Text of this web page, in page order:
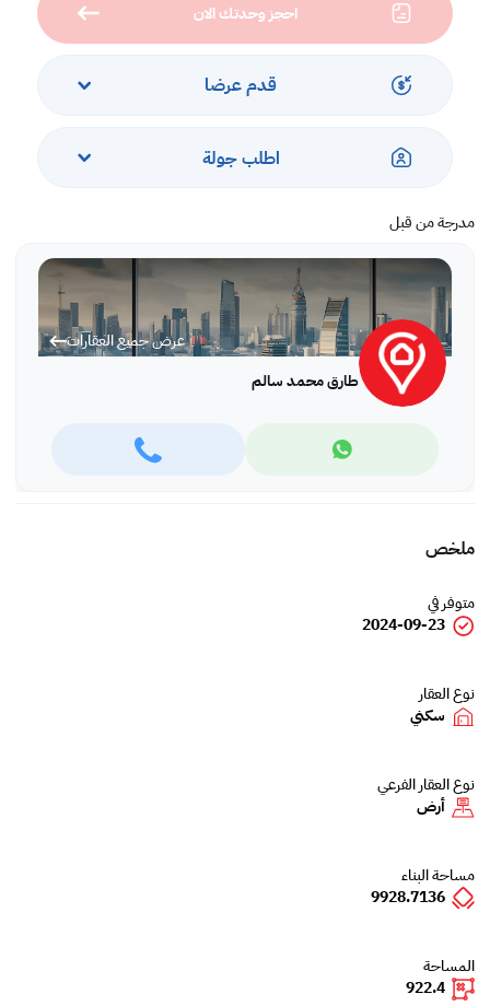
احجز وحدتك الان
قدم عرضا
اطلب جولة
مدرجة من قبل
عرض جميع العقارات
طارق محمد سالم
ملخص
متوفر في
2024-09-23
نوع العقار
سكني
نوع العقار الفرعي
أرض
مساحة البناء
9928.7136
المساحة
922.4